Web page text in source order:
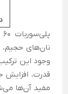
نان‌های
وجود این
قدرت،
مفید آن‌ها